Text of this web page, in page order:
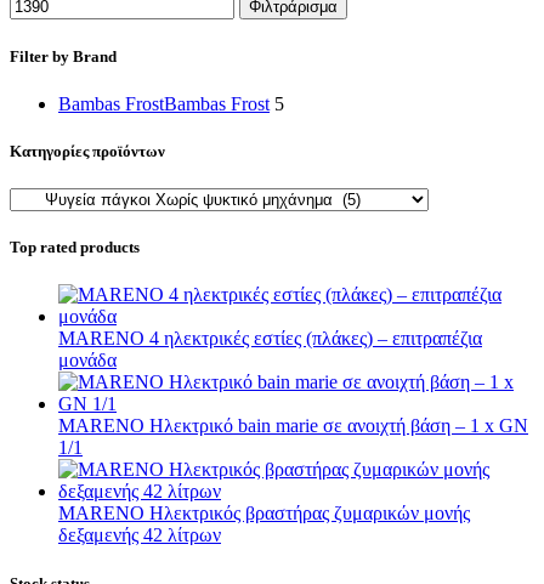
Φιλτράρισμα
Filter by Brand
Bambas FrostBambas Frost 5
Κατηγορίες προϊόντων
Top rated products
MARENO 4 ηλεκτρικές εστίες (πλάκες) – επιτραπέζια
μονάδα
MARENO Ηλεκτρικό bain marie σε ανοιχτή βάση – 1 x GN
1/1
MARENO Ηλεκτρικός βραστήρας ζυμαρικών μονής
δεξαμενής 42 λίτρων